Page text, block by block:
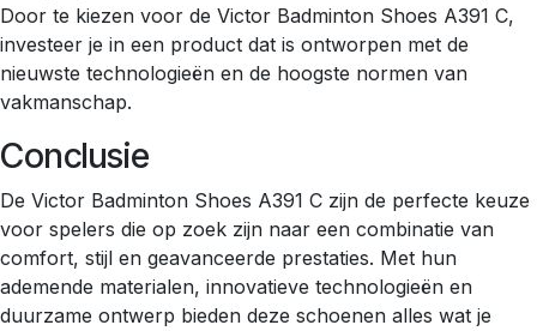
Door te kiezen voor de Victor Badminton Shoes A391 C,
investeer je in een product dat is ontworpen met de
nieuwste technologieën en de hoogste normen van
vakmanschap.
Conclusie
De Victor Badminton Shoes A391 C zijn de perfecte keuze
voor spelers die op zoek zijn naar een combinatie van
comfort, stijl en geavanceerde prestaties. Met hun
ademende materialen, innovatieve technologieën en
duurzame ontwerp bieden deze schoenen alles wat je